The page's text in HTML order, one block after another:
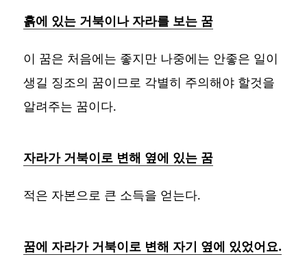
흙에 있는 거북이나 자라를 보는 꿈
이 꿈은 처음에는 좋지만 나중에는 안좋은 일이
생길 징조의 꿈이므로 각별히 주의해야 할것을
알려주는 꿈이다.
자라가 거북이로 변해 옆에 있는 꿈
적은 자본으로 큰 소득을 얻는다.
꿈에 자라가 거북이로 변해 자기 옆에 있었어요.